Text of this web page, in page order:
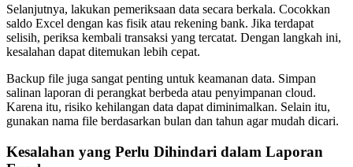
Selanjutnya, lakukan pemeriksaan data secara berkala. Cocokkan
saldo Excel dengan kas fisik atau rekening bank. Jika terdapat
selisih, periksa kembali transaksi yang tercatat. Dengan langkah ini,
kesalahan dapat ditemukan lebih cepat.
Backup file juga sangat penting untuk keamanan data. Simpan
salinan laporan di perangkat berbeda atau penyimpanan cloud.
Karena itu, risiko kehilangan data dapat diminimalkan. Selain itu,
gunakan nama file berdasarkan bulan dan tahun agar mudah dicari.
Kesalahan yang Perlu Dihindari dalam Laporan